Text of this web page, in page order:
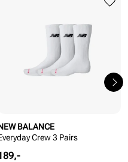
BALANCE
Crew 3 Pairs